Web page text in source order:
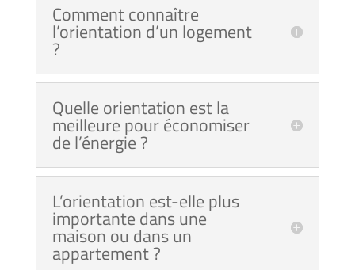
Comment connaître
l’orientation d’un logement
?
Quelle orientation est la
meilleure pour économiser
de l’énergie ?
L’orientation est-elle plus
importante dans une
maison ou dans un
appartement ?